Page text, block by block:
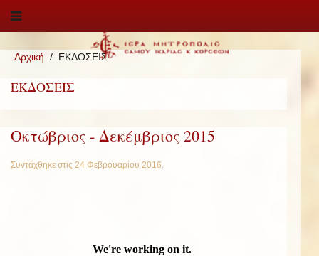
Αρχική ΕΚΔΟΣΕΙΣ
ΕΚΔΟΣΕΙΣ
Οκτώβριος - Δεκέμβριος 2015
Συντάχθηκε στις 24 Φεβρουαρίου 2016.